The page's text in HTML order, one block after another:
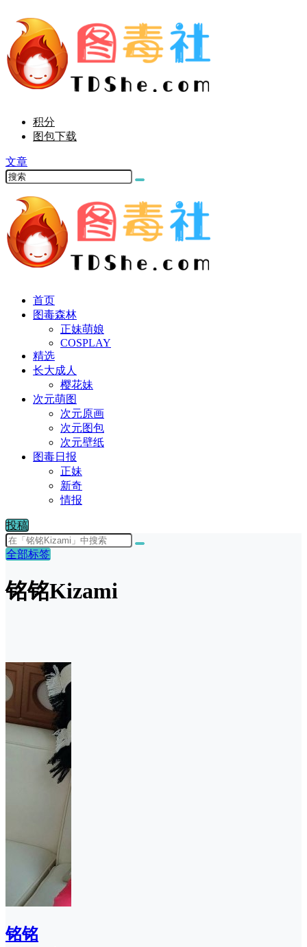
积分
图包下载
文章
首页
图毒森林
正妹萌娘
COSPLAY
精选
长大成人
樱花妹
次元萌图
次元原画
次元图包
次元壁纸
图毒日报
正妹
新奇
情报
投稿
全部标签
铭铭Kizami
铭铭